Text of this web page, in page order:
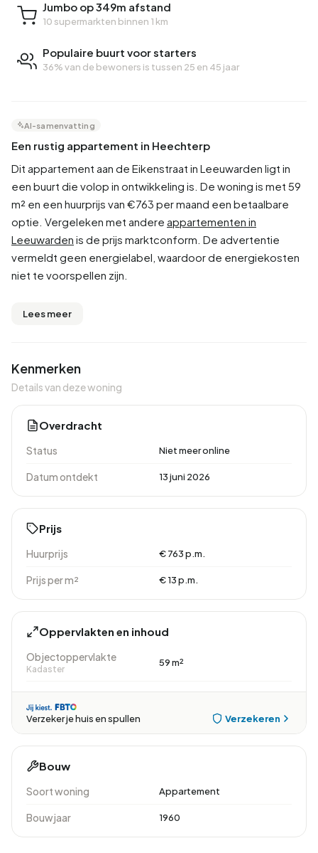
Jumbo op 349m afstand
10 supermarkten binnen 1 km
Populaire buurt voor starters
36% van de bewoners is tussen 25 en 45 jaar
AI-samenvatting
Een rustig appartement in Heechterp
Dit appartement aan de Eikenstraat in Leeuwarden ligt in
een buurt die volop in ontwikkeling is. De woning is met 59
m² en een huurprijs van €763 per maand een betaalbare
optie. Vergeleken met andere appartementen in
Leeuwarden is de prijs marktconform. De advertentie
vermeldt geen energielabel, waardoor de energiekosten
niet te voorspellen zijn.
Lees meer
Kenmerken
Details van deze woning
Overdracht
Status Niet meer online
Datum ontdekt 13 juni 2026
Prijs
Huurprijs € 763 p.m.
Prijs per m² € 13 p.m.
Oppervlakten en inhoud
Objectoppervlakte
Kadaster
59 m²
Verzeker je huis en spullen Verzekeren
Bouw
Soort woning Appartement
Bouwjaar 1960